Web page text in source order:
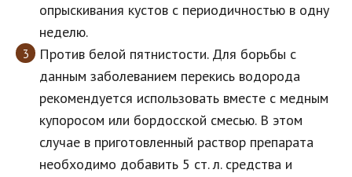
опрыскивания кустов с периодичностью в одну
неделю.
Против белой пятнистости. Для борьбы с
данным заболеванием перекись водорода
рекомендуется использовать вместе с медным
купоросом или бордосской смесью. В этом
случае в приготовленный раствор препарата
необходимо добавить 5 ст. л. средства и